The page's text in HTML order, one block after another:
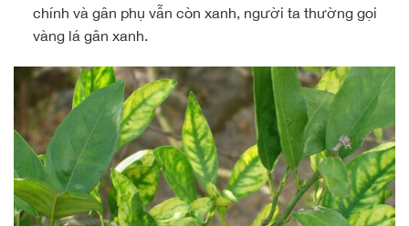
chính và gân phụ vẫn còn xanh, người ta thường gọi
vàng lá gân xanh.